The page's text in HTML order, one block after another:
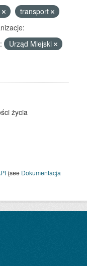
transport
Urząd Miejski
życia
(see Dokumentacja